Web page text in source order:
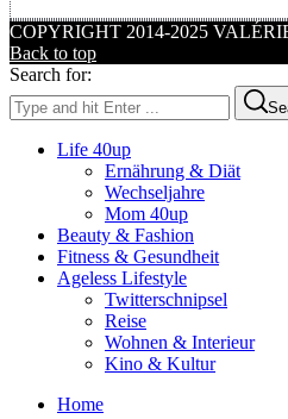
COPYRIGHT 2014-2025
Back to top
Search for:
Life 40up
Ernährung & Diät
Wechseljahre
Mom 40up
Beauty & Fashion
Fitness & Gesundheit
Ageless Lifestyle
Twitterschnipsel
Reise
Wohnen & Interieur
Kino & Kultur
Home